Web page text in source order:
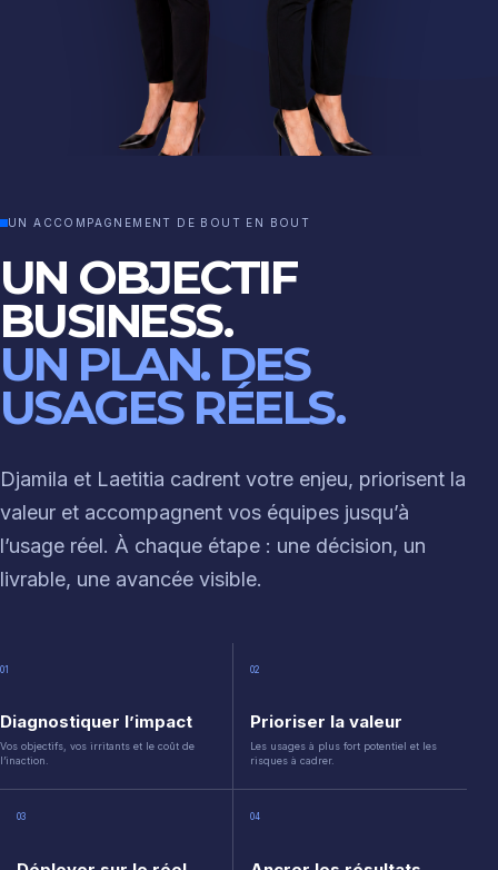
UN ACCOMPAGNEMENT DE BOUT EN BOUT
UN OBJECTIF
BUSINESS.
UN PLAN. DES
USAGES RÉELS.
Djamila et Laetitia cadrent votre enjeu, priorisent la
valeur et accompagnent vos équipes jusqu’à
l’usage réel. À chaque étape : une décision, un
livrable, une avancée visible.
01
Diagnostiquer l’impact
Vos objectifs, vos irritants et le coût de
l’inaction.
02
Prioriser la valeur
Les usages à plus fort potentiel et les
risques à cadrer.
03 04